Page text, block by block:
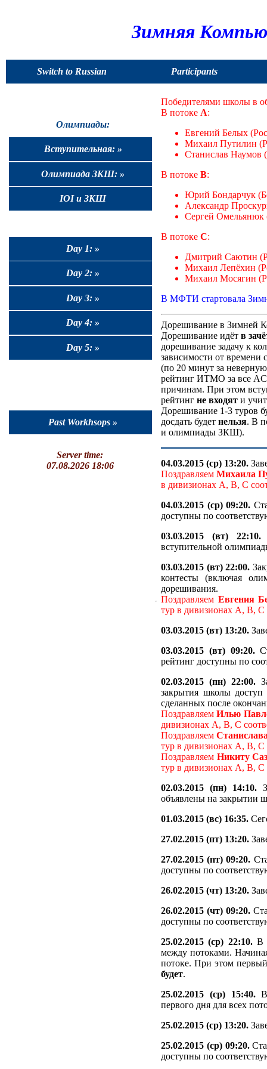
Зимняя
Switch to Russian Participants
Олимпиады:
Вступительная: »
Олимпиада ЗКШ: »
IOI и ЗКШ
Day 1: »
Day 2: »
Day 3: »
Day 4: »
Day 5: »
Past Workhsops »
Server time:
07.08.2026 18:06
Победителями школы в
В потоке A:
Евгений Белых
Михаил Путилин
Станислав Наумов
В потоке B:
Юрий Бондарчук
Александр
Сергей Омельянюк
В потоке C:
Дмитрий Саютин
Михаил Лепёхин
Михаил Мосягин
В МФТИ стартовала
Дорешивание в Зимней
Дорешивание идёт в
дорешивание задачу к
зависимости от времени
(по 20 минут за
рейтинг ИТМО за все
причинам. При этом
рейтинг не входят и
Дорешивание 1-3 туров
досдать будет нельзя. В
и олимпиады ЗКШ).
04.03.2015 (ср) 13:20.
ПоздравляемМихаила
в дивизионах A, B, C
04.03.2015 (ср) 09:20.
доступны по
03.03.2015 (вт) 22:10.
вступительной
03.03.2015 (вт) 22:00.
контесты (включая
дорешивания.
Поздравляем Евгения
тур в дивизионах A, B,
03.03.2015 (вт) 13:20.
03.03.2015 (вт) 09:20.
рейтинг доступны по
02.03.2015 (пн) 22:00.
закрытия школы
сделанных после
ПоздравляемИлью
дивизионах A, B, C
Поздравляем
тур в дивизионах A, B,
Поздравляем Никиту
тур в дивизионах A, B,
02.03.2015 (пн) 14:10.
объявлены на закрытии
01.03.2015 (вс) 16:35.
27.02.2015 (пт) 13:20.
27.02.2015 (пт) 09:20.
доступны по
26.02.2015 (чт) 13:20.
26.02.2015 (чт) 09:20.
доступны по
25.02.2015 (ср) 22:10.В
между потоками.
потоке. При этом
будет.
25.02.2015 (ср) 15:40.В
первого дня для всех
25.02.2015 (ср) 13:20.
25.02.2015 (ср) 09:20.
доступны по